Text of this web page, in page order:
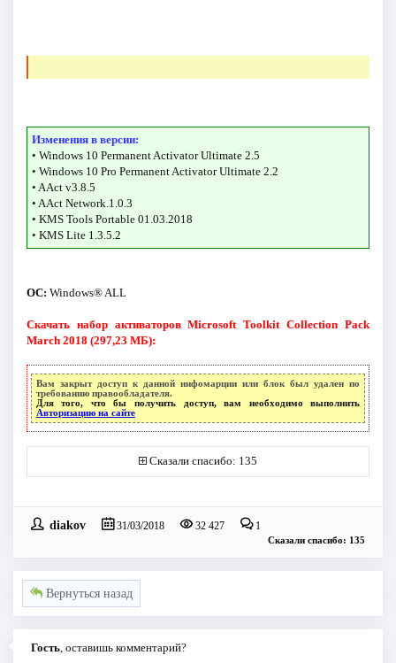
Изменения в версии:
• Windows 10 Permanent Activator Ultimate 2.5
• Windows 10 Pro Permanent Activator Ultimate 2.2
• AAct v3.8.5
• AAct Network.1.0.3
• KMS Tools Portable 01.03.2018
• KMS Lite 1.3.5.2
ОС: Windows® ALL
Скачать набор активаторов Microsoft Toolkit Collection Pack
March 2018 (297,23 МБ):
Вам закрыт доступ к данной инфомарции или блок был удален по
требованию правообладателя.
Для того, что бы получить доступ, вам необходимо выполнить
Авторизацию на сайте
Сказали спасибо: 135
diakov 31/03/2018 32 427 1
Сказали спасибо: 135
Вернуться назад
Гость , оставишь комментарий?